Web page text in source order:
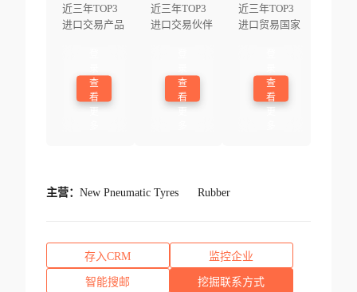
近三年TOP3
进口交易产品
查
看
近三年TOP3
进口交易伙伴
查
看
近三年TOP3
进口贸易国家
查
看
主营： New Pneumatic Tyres Rubber
存入CRM 监控企业
智能搜邮 挖掘联系方式